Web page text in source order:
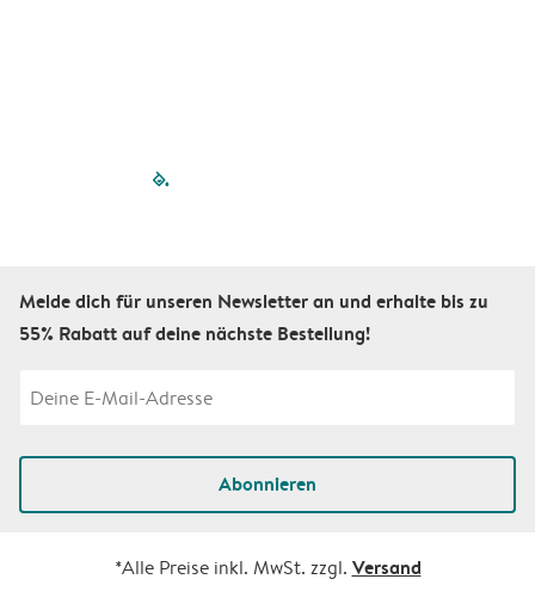
filled-pagination
Melde dich für unseren Newsletter an und erhalte bis zu
55% Rabatt auf deine nächste Bestellung!
Abonnieren
*Alle Preise inkl. MwSt. zzgl. Versand